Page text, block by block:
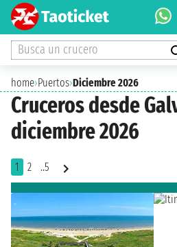
Busca un crucero
home›Puertos›Diciembre 2026
Cruceros desde
diciembre 2026
1 2 ..5